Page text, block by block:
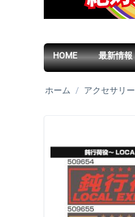
HOME 最新情報
ホーム / アクセサリー